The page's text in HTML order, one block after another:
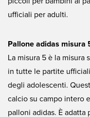
ufficiali per adulti.
Pallone adidas misura
La misura 5 è la
in tutte le partite
degli adolescenti.
calcio su campo intero
palloni adidas. È adatta